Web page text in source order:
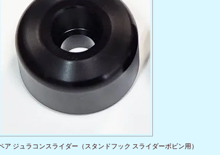
ジュラコンスライダー（スタンドフック スライダーボビン用）